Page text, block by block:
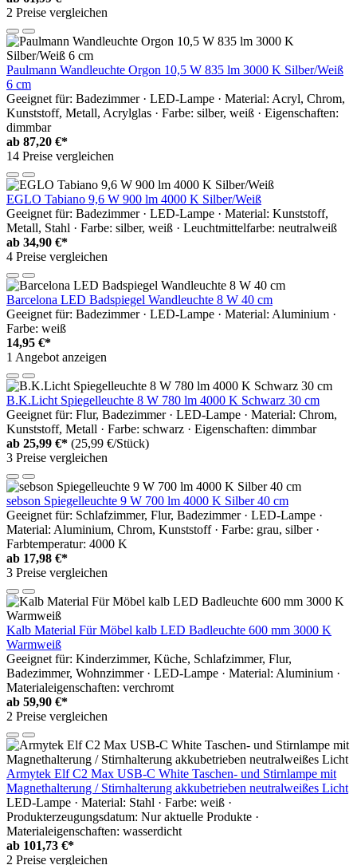
2 Preise vergleichen
Paulmann Wandleuchte Orgon 10,5 W 835 lm 3000 K Silber/Weiß
6 cm
Geeignet für: Badezimmer · LED-Lampe · Material: Acryl, Chrom,
Kunststoff, Metall, Acrylglas · Farbe: silber, weiß · Eigenschaften:
dimmbar
ab 87,20 €*
14 Preise vergleichen
EGLO Tabiano 9,6 W 900 lm 4000 K Silber/Weiß
Geeignet für: Badezimmer · LED-Lampe · Material: Kunststoff,
Metall, Stahl · Farbe: silber, weiß · Leuchtmittelfarbe: neutralweiß
ab 34,90 €*
4 Preise vergleichen
Barcelona LED Badspiegel Wandleuchte 8 W 40 cm
Geeignet für: Badezimmer · LED-Lampe · Material: Aluminium ·
Farbe: weiß
14,95 €*
1 Angebot anzeigen
B.K.Licht Spiegelleuchte 8 W 780 lm 4000 K Schwarz 30 cm
Geeignet für: Flur, Badezimmer · LED-Lampe · Material: Chrom,
Kunststoff, Metall · Farbe: schwarz · Eigenschaften: dimmbar
ab 25,99 €* (25,99 €/Stück)
3 Preise vergleichen
sebson Spiegelleuchte 9 W 700 lm 4000 K Silber 40 cm
Geeignet für: Schlafzimmer, Flur, Badezimmer · LED-Lampe ·
Material: Aluminium, Chrom, Kunststoff · Farbe: grau, silber ·
Farbtemperatur: 4000 K
ab 17,98 €*
3 Preise vergleichen
Kalb Material Für Möbel kalb LED Badleuchte 600 mm 3000 K
Warmweiß
Geeignet für: Kinderzimmer, Küche, Schlafzimmer, Flur,
Badezimmer, Wohnzimmer · LED-Lampe · Material: Aluminium ·
Materialeigenschaften: verchromt
ab 59,90 €*
2 Preise vergleichen
Armytek Elf C2 Max USB-C White Taschen- und Stirnlampe mit
Magnethalterung / Stirnhalterung akkubetrieben neutralweißes Licht
LED-Lampe · Material: Stahl · Farbe: weiß ·
Produkterzeugungsdatum: Nur aktuelle Produkte ·
Materialeigenschaften: wasserdicht
ab 101,73 €*
2 Preise vergleichen